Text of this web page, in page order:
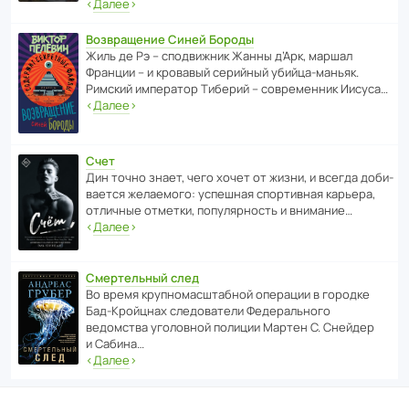
‹Далее›
Возвращение Синей Бороды
Жиль де Рэ – спод­ви­жник Жанны д’Арк, маршал
Франции – и кровавый серийный убийца-маньяк.
Римский импе­ратор Тиберий – совре­менник Иисуса…
‹Далее›
Счет
Дин точно знает, чего хочет от жизни, и всегда доби­
ва­ется жела­е­мого: успе­шная спор­ти­вная карьера,
отли­чные отметки, попу­ля­р­ность и внимание…
‹Далее›
Смертельный след
Во время круп­но­мас­ш­та­бной операции в городке
Бад‑Крой­цнах следо­ва­тели Феде­раль­ного
ведомства уголо­вной полиции Мартен С. Снейдер
и Сабина…
‹Далее›